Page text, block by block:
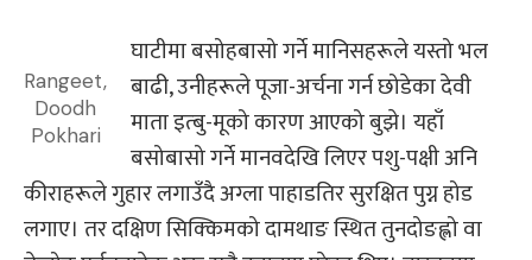
Rangeet,
Doodh
Pokhari
घाटीमा बसोहबासो गर्ने मानिसहरूले यस्तो भल
बाढी, उनीहरूले पूजा-अर्चना गर्न छोडेका देवी
माता इत्बु-मूको कारण आएको बुझे। यहाँ
बसोबासो गर्ने मानवदेखि लिएर पशु-पक्षी अनि
कीराहरूले गुहार लगाउँदै अग्ला पाहाडतिर सुरक्षित पुग्न होड
लगाए। तर दक्षिण सिक्किमको दामथाङ स्थित तुनदोङह्लो वा